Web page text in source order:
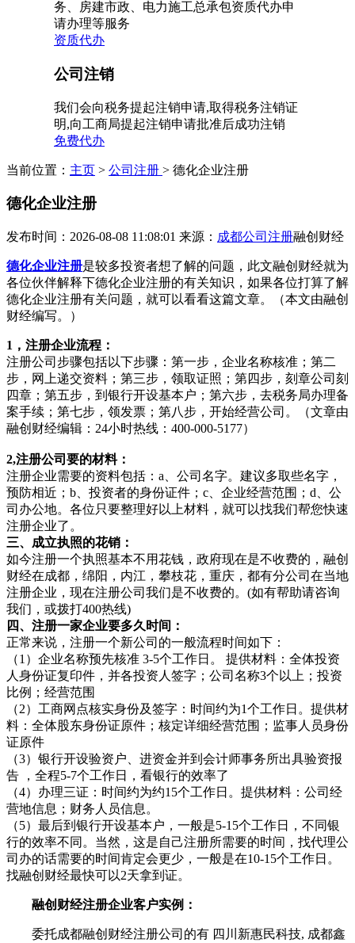
务、房建市政、电力施工总承包资质代办申
请办理等服务
资质代办
公司注销
我们会向税务提起注销申请,取得税务注销证
明,向工商局提起注销申请批准后成功注销
免费代办
当前位置： 主页 > 公司注册 > 德化企业注册
德化企业注册
发布时间：2026-08-08 11:08:01 来源： 成都公司注册融创财经
德化企业注册是较多投资者想了解的问题，此文融创财经就为
各位伙伴解释下德化企业注册的有关知识，如果各位打算了解
德化企业注册有关问题，就可以看看这篇文章。（本文由融创
财经编写。）
1，注册企业流程：
注册公司步骤包括以下步骤：第一步，企业名称核准；第二
步，网上递交资料；第三步，领取证照；第四步，刻章公司刻
四章；第五步，到银行开设基本户；第六步，去税务局办理备
案手续；第七步，领发票；第八步，开始经营公司。（文章由
融创财经编辑：24小时热线：400-000-5177）
2,注册公司要的材料：
注册企业需要的资料包括：a、公司名字。建议多取些名字，
预防相近；b、投资者的身份证件；c、企业经营范围；d、公
司办公地。各位只要整理好以上材料，就可以找我们帮您快速
注册企业了。
三、成立执照的花销：
如今注册一个执照基本不用花钱，政府现在是不收费的，融创
财经在成都，绵阳，内江，攀枝花，重庆，都有分公司在当地
注册企业，现在注册公司我们是不收费的。(如有帮助请咨询
我们，或拨打400热线)
四、注册一家企业要多久时间：
正常来说，注册一个新公司的一般流程时间如下：
（1）企业名称预先核准 3-5个工作日。 提供材料：全体投资
人身份证复印件，并各投资人签字；公司名称3个以上；投资
比例；经营范围
（2）工商网点核实身份及签字：时间约为1个工作日。提供材
料：全体股东身份证原件；核定详细经营范围；监事人员身份
证原件
（3）银行开设验资户、进资金并到会计师事务所出具验资报
告 ，全程5-7个工作日，看银行的效率了
（4）办理三证：时间约为约15个工作日。提供材料：公司经
营地信息；财务人员信息。
（5）最后到银行开设基本户，一般是5-15个工作日，不同银
行的效率不同。当然，这是自己注册所需要的时间，找代理公
司办的话需要的时间肯定会更少，一般是在10-15个工作日。
找融创财经最快可以2天拿到证。
融创财经注册企业客户实例：
委托成都融创财经注册公司的有 四川新惠民科技, 成都鑫